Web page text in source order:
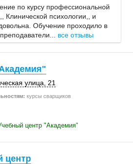
по курсу профессиональной
Клинической психологии,, и
Обучение проходило в
все отзывы
улица, 21
курсы сварщиков
центр "Академия"
центр